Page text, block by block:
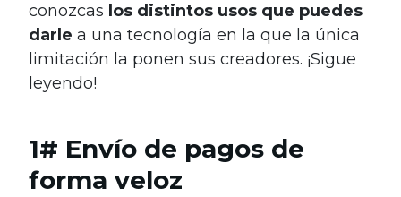
conozcas los distintos usos que puedes
darle a una tecnología en la que la única
limitación la ponen sus creadores. ¡Sigue
leyendo!
1# Envío de pagos de
forma veloz